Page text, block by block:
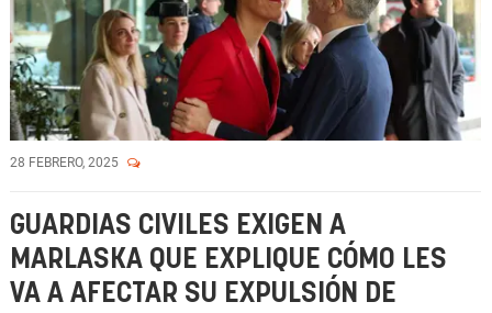
28 FEBRERO, 2025
GUARDIAS CIVILES EXIGEN A
MARLASKA QUE EXPLIQUE CÓMO LES
VA A AFECTAR SU EXPULSIÓN DE